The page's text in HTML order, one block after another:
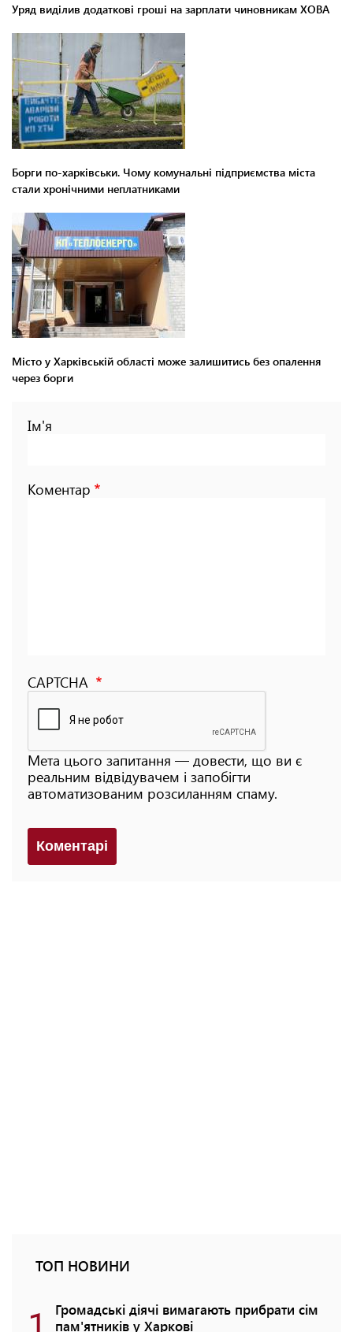
Уряд виділив додаткові гроші на зарплати чиновникам ХОВА
Борги по-харківськи. Чому комунальні підприємства міста
стали хронічними неплатниками
Місто у Харківській області може залишитись без опалення
через борги
Ім'я
Коментар
CAPTCHA
Мета цього запитання — довести, що ви є
реальним відвідувачем і запобігти
автоматизованим розсиланням спаму.
Коментарi
ТОП НОВИНИ
Громадські діячі вимагають прибрати сім
пам'ятників у Харкові